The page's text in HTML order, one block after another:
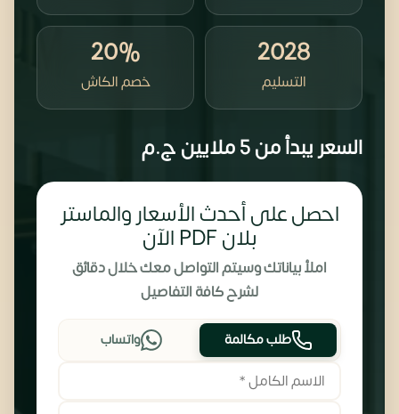
2028
التسليم
20%
خصم الكاش
السعر يبدأ من5 ملايين ج.م
احصل على أحدث الأسعار والماستر
بلان PDF الآن
املأ بياناتك وسيتم التواصل معك خلال دقائق
لشرح كافة التفاصيل
طلب مكالمة واتساب